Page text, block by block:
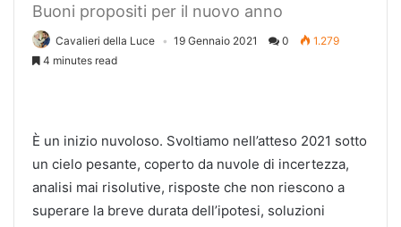
Buoni propositi per il nuovo anno
Cavalieri della Luce 19 Gennaio 2021 0
1.279
4 minutes read
È un inizio nuvoloso. Svoltiamo nell’atteso 2021 sotto
un cielo pesante, coperto da nuvole di incertezza,
analisi mai risolutive, risposte che non riescono a
superare la breve durata dell’ipotesi, soluzioni